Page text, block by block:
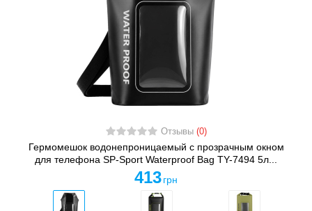
Отзывы (0)
Гермомешок водонепроницаемый с прозрачным окном
для телефона SP-Sport Waterproof Bag TY-7494 5л...
413 грн